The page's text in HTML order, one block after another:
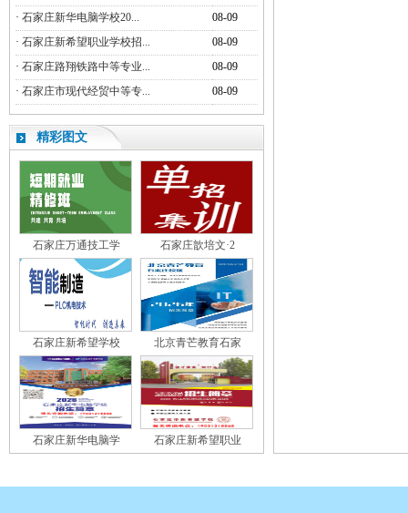
· 石家庄新华电脑学校20...
08-09
· 石家庄新希望职业学校招...
08-09
· 石家庄路翔铁路中等专业...
08-09
· 石家庄市现代经贸中等专... 08-09
精彩图文
石家庄万通技工学 石家庄歆培文·2
石家庄新希望学校 北京青芒教育石家
石家庄新华电脑学 石家庄新希望职业